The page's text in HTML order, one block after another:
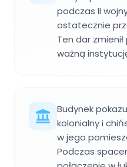
podczas II
ostatecznie
Ten dar
ważną
Budynek
kolonialny i
w jego
Podczas